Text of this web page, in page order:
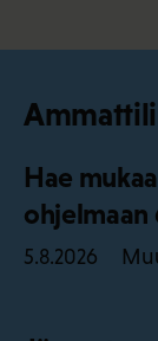
Hae
ohjelmaan
5.8.2026